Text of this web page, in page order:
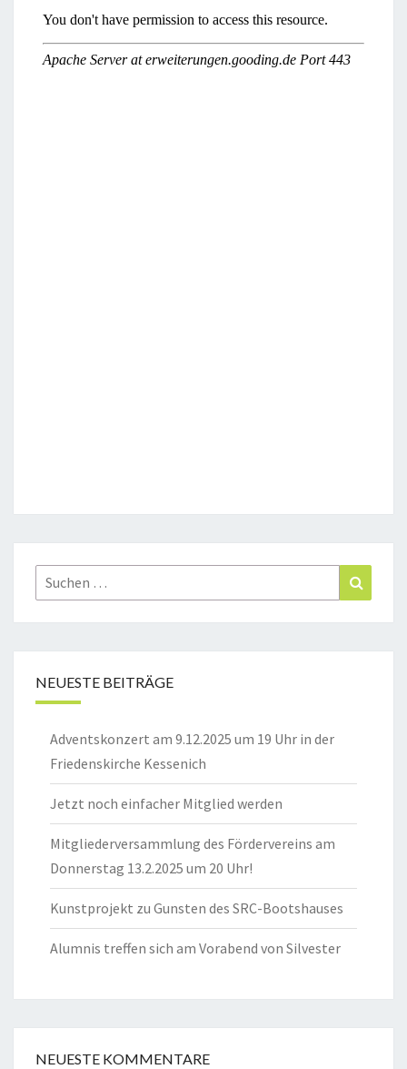
Suchen
nach:
NEUESTE BEITRÄGE
Adventskonzert am 9.12.2025 um 19 Uhr in der
Friedenskirche Kessenich
Jetzt noch einfacher Mitglied werden
Mitgliederversammlung des Fördervereins am
Donnerstag 13.2.2025 um 20 Uhr!
Kunstprojekt zu Gunsten des SRC-Bootshauses
Alumnis treffen sich am Vorabend von Silvester
NEUESTE KOMMENTARE